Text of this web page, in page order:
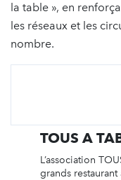
la table », en
les réseaux et les
nombre.
TOUS A
L’association
grands